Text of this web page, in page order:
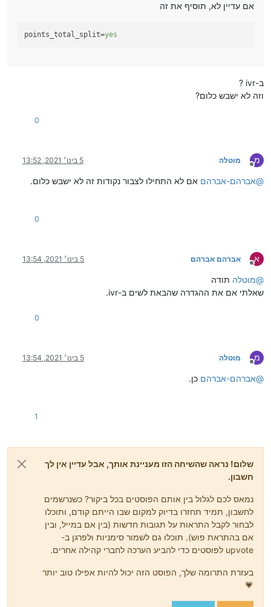
אם עדיין לא, תוסיף את זה
points_total_split=yes
ב-ivr ?
וזה לא ישבש כלום?
0
מ
מנותק
מוטלה 5 בינו׳ 2021, 13:52
@אברהם-אברהם אם לא התחילו לצבור נקודות זה לא ישבש כלום.
0
א
מנותק
אברהם אברהם 5 בינו׳ 2021, 13:54
@מוטלה תודה
שאלתי אם את ההגדרה שהבאת לשים ב-ivr.
0
מ
מנותק
מוטלה 5 בינו׳ 2021, 13:54
@אברהם-אברהם כן.
1
שלום! נראה שהשיחה הזו מעניינת אותך, אבל עדיין אין לך
חשבון.
נמאס לכם לגלול בין אותם הפוסטים בכל ביקור? כשנרשמים
לחשבון, תמיד תחזרו בדיוק למקום שבו הייתם קודם, ותוכלו
לבחור לקבל התראות על תגובות חדשות (בין אם במייל, ובין
אם בהתראת פוש). תוכלו גם לשמור סימניות ולפרגן ב-
upvote לפוסטים כדי להביע הערכה לחברי קהילה אחרים.
בעזרת התרומה שלך, הפוסט הזה יכול להיות אפילו טוב יותר
💗